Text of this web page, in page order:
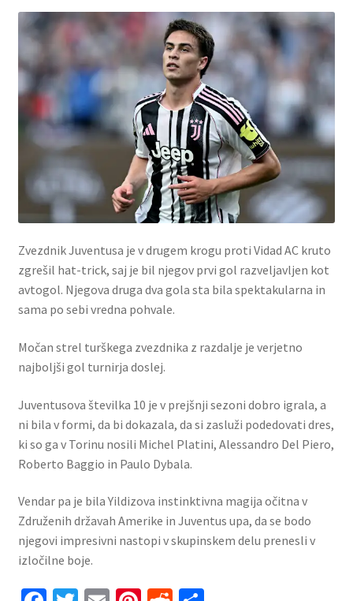
Zvezdnik Juventusa je v drugem krogu proti Vidad AC kruto
zgrešil hat-trick, saj je bil njegov prvi gol razveljavljen kot
avtogol. Njegova druga dva gola sta bila spektakularna in
sama po sebi vredna pohvale.
Močan strel turškega zvezdnika z razdalje je verjetno
najboljši gol turnirja doslej.
Juventusova številka 10 je v prejšnji sezoni dobro igrala, a
ni bila v formi, da bi dokazala, da si zasluži podedovati dres,
ki so ga v Torinu nosili Michel Platini, Alessandro Del Piero,
Roberto Baggio in Paulo Dybala.
Vendar pa je bila Yildizova instinktivna magija očitna v
Združenih državah Amerike in Juventus upa, da se bodo
njegovi impresivni nastopi v skupinskem delu prenesli v
izločilne boje.